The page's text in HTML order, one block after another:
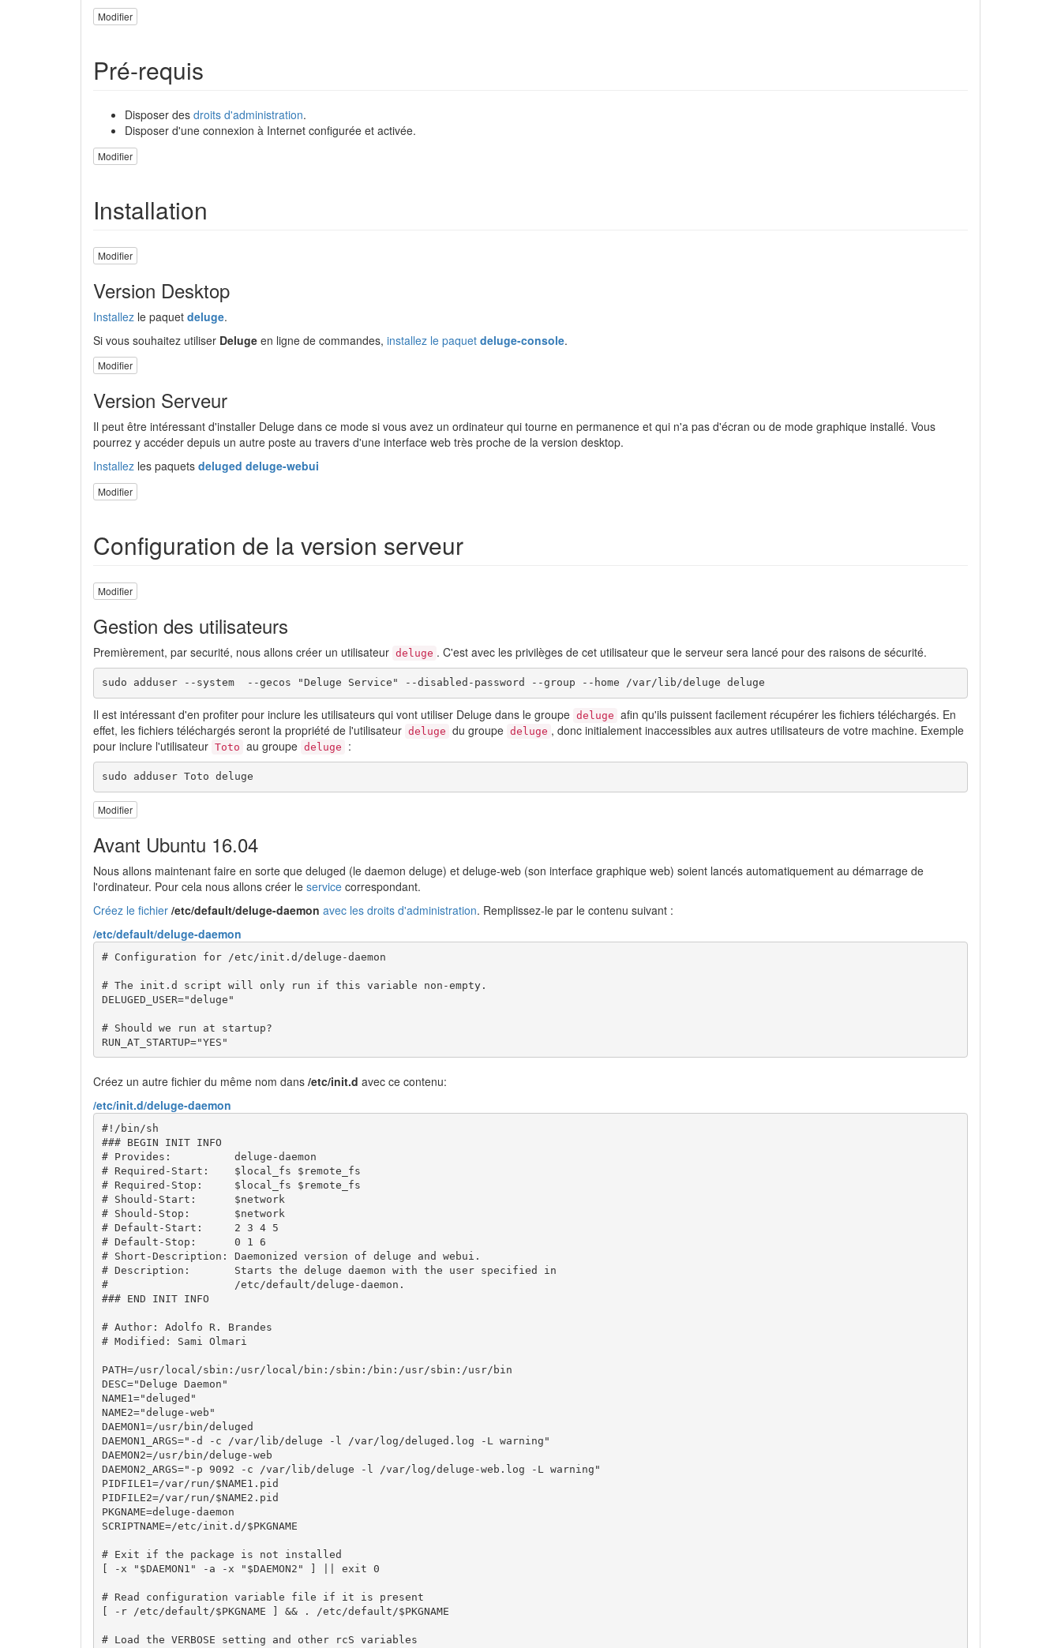
Modifier
Pré-requis
Disposer des droits d'administration.
Disposer d'une connexion à Internet configurée et activée.
Modifier
Installation
Modifier
Version Desktop
Installez le paquet deluge.
Si vous souhaitez utiliser Deluge en ligne de commandes, installez le paquet deluge-console.
Modifier
Version Serveur
Il peut être intéressant d'installer Deluge dans ce mode si vous avez un ordinateur qui tourne en permanence et qui n'a pas d'écran ou de mode graphique installé. Vous
pourrez y accéder depuis un autre poste au travers d'une interface web très proche de la version desktop.
Installez les paquets deluged deluge-webui
Modifier
Configuration de la version serveur
Modifier
Gestion des utilisateurs
Premièrement, par securité, nous allons créer un utilisateur deluge . C'est avec les privilèges de cet utilisateur que le serveur sera lancé pour des raisons de sécurité.
sudo adduser --system  --gecos "Deluge Service" --disabled-password --group --home /var/lib/deluge deluge
Il est intéressant d'en profiter pour inclure les utilisateurs qui vont utiliser Deluge dans le groupe deluge afin qu'ils puissent facilement récupérer les fichiers téléchargés. En
effet, les fichiers téléchargés seront la propriété de l'utilisateur deluge du groupe deluge , donc initialement inaccessibles aux autres utilisateurs de votre machine. Exemple
pour inclure l'utilisateur Toto au groupe deluge :
sudo adduser Toto deluge
Modifier
Avant Ubuntu 16.04
Nous allons maintenant faire en sorte que deluged (le daemon deluge) et deluge-web (son interface graphique web) soient lancés automatiquement au démarrage de
l'ordinateur. Pour cela nous allons créer le service correspondant.
Créez le fichier /etc/default/deluge-daemon avec les droits d'administration. Remplissez-le par le contenu suivant :
/etc/default/deluge-daemon
# Configuration for /etc/init.d/deluge-daemon
# The init.d script will only run if this variable non-empty.
DELUGED_USER="deluge"
# Should we run at startup?
RUN_AT_STARTUP="YES"
Créez un autre fichier du même nom dans /etc/init.d avec ce contenu:
/etc/init.d/deluge-daemon
#!/bin/sh
### BEGIN INIT INFO
# Provides:          deluge-daemon
# Required-Start:    $local_fs $remote_fs
# Required-Stop:     $local_fs $remote_fs
# Should-Start:      $network
# Should-Stop:       $network
# Default-Start:     2 3 4 5
# Default-Stop:      0 1 6
# Short-Description: Daemonized version of deluge and webui.
# Description:       Starts the deluge daemon with the user specified in
#                    /etc/default/deluge-daemon.
### END INIT INFO
# Author: Adolfo R. Brandes
# Modified: Sami Olmari
PATH=/usr/ local /sbin: /usr/ local / bin: /sbin: / bin: /usr/sbin: /usr/
DESC="Deluge Daemon"
NAME1 ="deluged"
NAME2="deluge-web"
DAEMON1 =/usr/ bin /
DAEMON1_ARGS="-d -c /var/lib/deluge -l /var/log/deluged.log -L warning"
DAEMON2=/usr/ bin /
DAEMON2_ARGS="-p 9092 -c /var/lib/deluge -l /var/log/deluge-web.log -L warning"
PIDFILE1 =/var/ run /$NAME1
PIDFILE2=/var/ run /$NAME2
PKGNAME
SCRIPTNAME=/etc /init.d /$PKGNAME
# Exit if the package is not installed
-x " $DAEMON1 " -a -x " $DAEMON2 " exit 0
# Read configuration variable file if it is present
-r /etc /default /$PKGNAME && . /etc /default /$PKGNAME
# Load the VERBOSE setting and other rcS variables